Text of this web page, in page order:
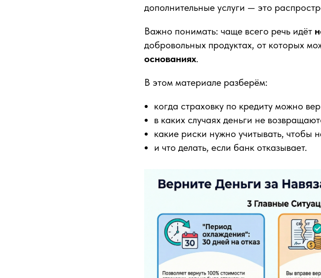
дополнительные услуги — это
Важно понимать: чаще всего речь идёт
добровольных продуктах, от которых
основаниях.
В этом материале разберём:
когда страховку по кредиту можно
в каких случаях деньги не
какие риски нужно учитывать, чтобы
и что делать, если банк отказывает.